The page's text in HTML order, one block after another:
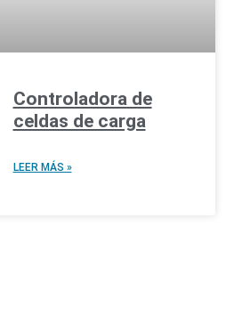
Controladora de
celdas de carga
LEER MÁS »